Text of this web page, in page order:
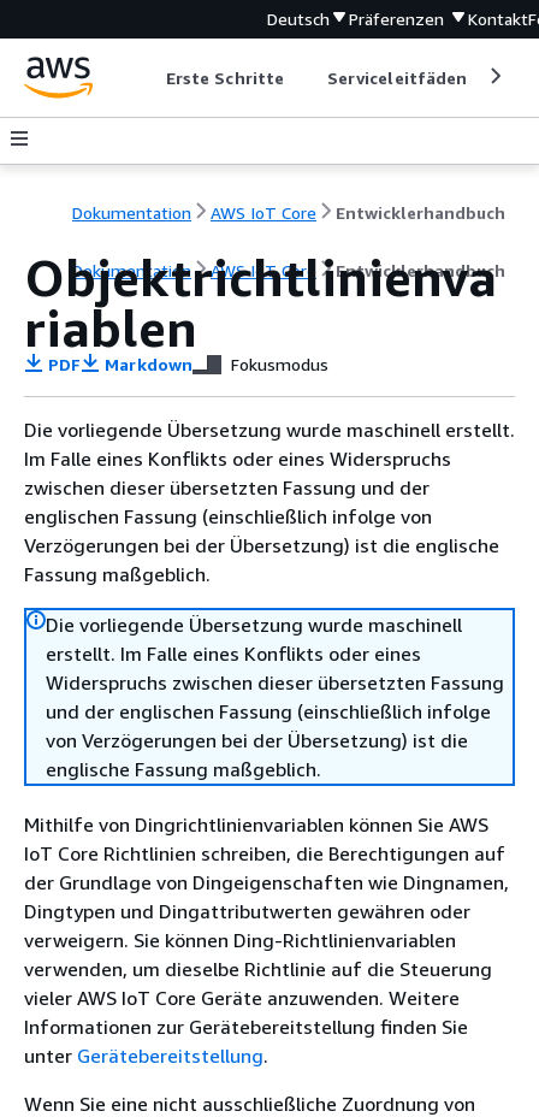
Deutsch Präferenzen Kontakt
Erste Schritte Serviceleitfäden
Dokumentation AWS IoT Core Entwicklerhandbuch
Dokumentation AWS IoT Core Entwicklerhandbuch
Objektrichtlinienva
riablen
PDF Markdown Fokusmodus
Die vorliegende Übersetzung wurde maschinell erstellt.
Im Falle eines Konflikts oder eines Widerspruchs
zwischen dieser übersetzten Fassung und der
englischen Fassung (einschließlich infolge von
Verzögerungen bei der Übersetzung) ist die englische
Fassung maßgeblich.
Die vorliegende Übersetzung wurde maschinell
erstellt. Im Falle eines Konflikts oder eines
Widerspruchs zwischen dieser übersetzten Fassung
und der englischen Fassung (einschließlich infolge
von Verzögerungen bei der Übersetzung) ist die
englische Fassung maßgeblich.
Mithilfe von Dingrichtlinienvariablen können Sie AWS
IoT Core Richtlinien schreiben, die Berechtigungen auf
der Grundlage von Dingeigenschaften wie Dingnamen,
Dingtypen und Dingattributwerten gewähren oder
verweigern. Sie können Ding-Richtlinienvariablen
verwenden, um dieselbe Richtlinie auf die Steuerung
vieler AWS IoT Core Geräte anzuwenden. Weitere
Informationen zur Gerätebereitstellung finden Sie
unter Gerätebereitstellung.
Wenn Sie eine nicht ausschließliche Zuordnung von